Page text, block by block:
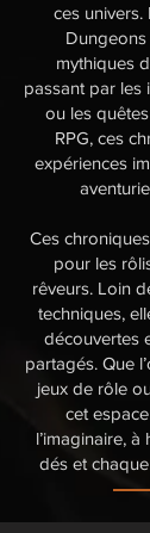
ces
mythiques
passant par les
ou les
RPG, ces
expériences
Ces
pour les
rêveurs. Loin
techniques,
découvertes
partagés. Que
jeux de rôle
cet
l’imaginaire,
dés et